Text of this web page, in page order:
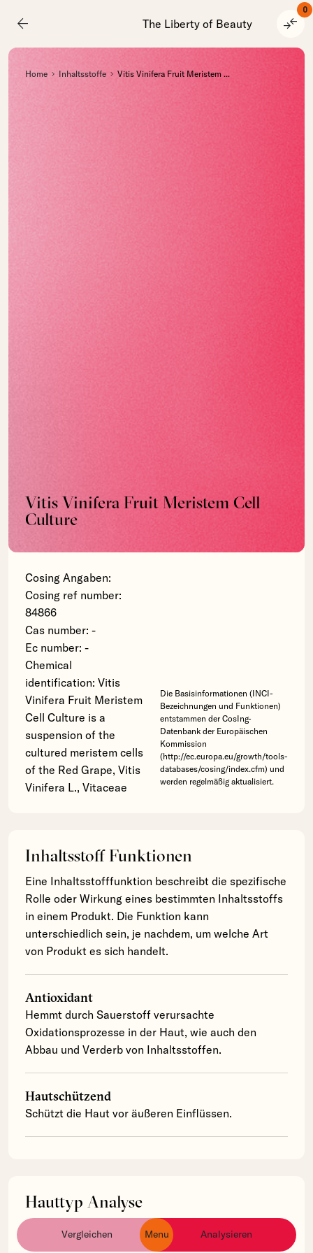
arrow_back The Liberty of Beauty compare_arrows
0
Vergleichen Menu Analysieren
ingredients
products
brands
Home Inhaltsstoffe Vitis Vinifera Fruit Meristem ...
Vitis Vinifera Fruit Meristem Cell
Culture
Cosing Angaben:
Cosing ref number:
84866
Cas number: -
Ec number: -
Chemical
identification: Vitis
Vinifera Fruit Meristem
Cell Culture is a
suspension of the
cultured meristem cells
of the Red Grape, Vitis
Vinifera L., Vitaceae
Die Basisinformationen (INCI-
Bezeichnungen und Funktionen)
entstammen der CosIng-
Datenbank der Europäischen
Kommission
(http://ec.europa.eu/growth/tools-
databases/cosing/index.cfm) und
werden regelmäßig aktualisiert.
Inhaltsstoff Funktionen
Eine Inhaltsstofffunktion beschreibt die spezifische
Rolle oder Wirkung eines bestimmten Inhaltsstoffs
in einem Produkt. Die Funktion kann
unterschiedlich sein, je nachdem, um welche Art
von Produkt es sich handelt.
Antioxidant
Hemmt durch Sauerstoff verursachte
Oxidationsprozesse in der Haut, wie auch den
Abbau und Verderb von Inhaltsstoffen.
Hautschützend
Schützt die Haut vor äußeren Einflüssen.
Hauttyp Analyse
Vitis Vinifera Fruit Meristem Cell Culture wurde in
keinem von uns erfassten Produkten verwendet.